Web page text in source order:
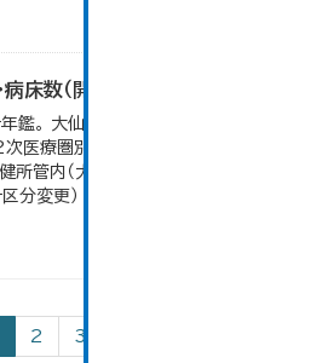
病床数（開設主体・保健所別）
鑑。 大仙市の統計「11-11 医療施
2次医療圏別)」のデータを参照してい
所管内（大仙市・仙北市・美郷町）の
分変更）
2 3